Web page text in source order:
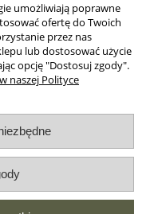
MOROWO © 2018
strony
umożliwiają poprawne
ofertę do Twoich
przez nas
lub dostosować użycie
opcję "Dostosuj zgody".
naszej Polityce